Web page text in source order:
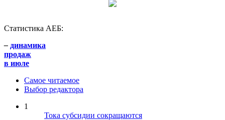
Статистика АЕБ:
– динамика
продаж
в июле
Самое читаемое
Выбор редактора
1
Тока субсидии сокращаются